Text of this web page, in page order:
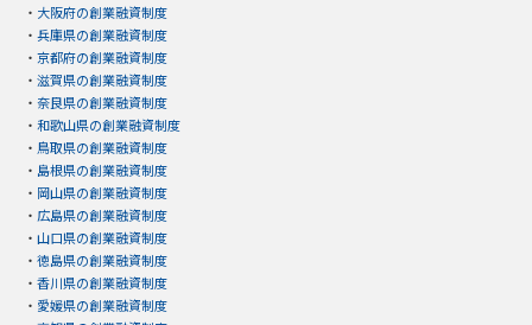
・ 大阪府の創業融資制度
・ 兵庫県の創業融資制度
・ 京都府の創業融資制度
・ 滋賀県の創業融資制度
・ 奈良県の創業融資制度
・ 和歌山県の創業融資制度
・ 鳥取県の創業融資制度
・ 島根県の創業融資制度
・ 岡山県の創業融資制度
・ 広島県の創業融資制度
・ 山口県の創業融資制度
・ 徳島県の創業融資制度
・ 香川県の創業融資制度
・ 愛媛県の創業融資制度